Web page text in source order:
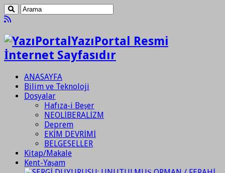
YazıPortal Resmi
İnternet Sayfasıdır
ANASAYFA
Bilim ve Teknoloji
Dosyalar
Hafıza-i Beşer
NEOLİBERALİZM
Deprem
EKİM DEVRİMİ
BELGESELLER
Kitap/Makale
Kent-Yaşam